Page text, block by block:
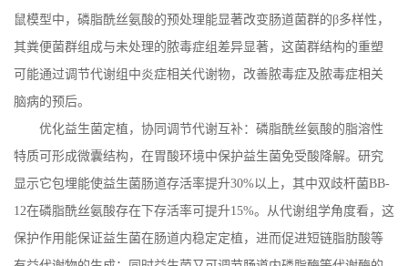
鼠模型中，磷脂酰丝氨酸的预处理能显著改变肠道菌群的β多样性，
其粪便菌群组成与未处理的脓毒症组差异显著，这菌群结构的重塑
可能通过调节代谢组中炎症相关代谢物，改善脓毒症及脓毒症相关
脑病的预后。
优化益生菌定植，协同调节代谢互补：磷脂酰丝氨酸的脂溶性
特质可形成微囊结构，在胃酸环境中保护益生菌免受酸降解。研究
显示它包埋能使益生菌肠道存活率提升30%以上，其中双歧杆菌BB-
12在磷脂酰丝氨酸存在下存活率可提升15%。从代谢组学角度看，这
保护作用能保证益生菌在肠道内稳定定植，进而促进短链脂肪酸等